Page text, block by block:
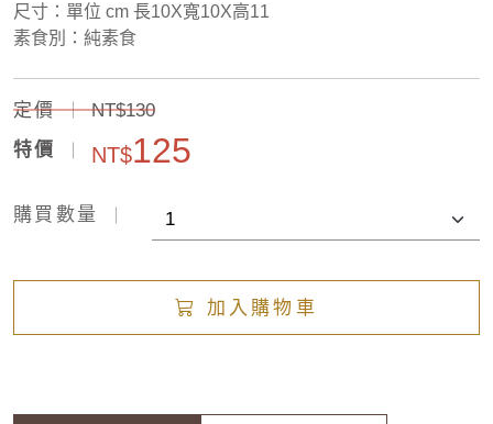
尺寸：單位 cm 長10X寬10X高11
素食別：純素食
定價
NT$130
特價
NT$125
購買數量
加入購物車